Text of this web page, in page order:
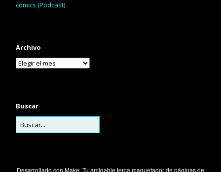
cómics (Podcast)
Archivo
Buscar
Desarrollado con Make. Tu amigable tema maquetador de páginas de